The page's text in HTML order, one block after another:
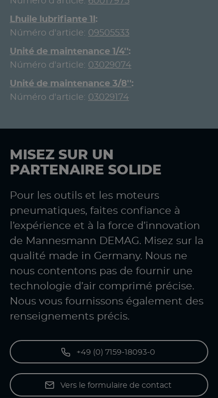
L`huile lubrifiante 1l
Núméro d'article: 09505533
Unité de maintenance 1/4''
Núméro d'article: 03029074
Unité de maintenance 3/8''
Núméro d'article: 03029174
MISEZ SUR UN
PARTENAIRE SOLIDE
Pour les outils et les moteurs
pneumatiques, faites confiance à
l’expérience et à la force d’innovation
de Mannesmann DEMAG. Misez sur la
qualité made in Germany. Nous ne
nous contentons pas de fournir une
technologie d’air comprimé précise.
Nous vous fournissons également des
renseignements précis.
+49 (0) 7159-18093-0
Vers le formulaire de contact